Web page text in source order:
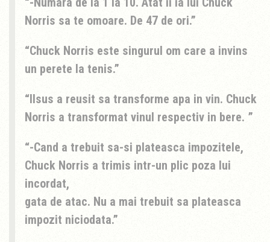
Norris sa te omoare. De 47 de ori.
Chuck Norris este singurul om care a invins
un perete la tenis.
IIsus a reusit sa transforme apa in vin. Chuck
Norris a transformat vinul respectiv in bere.
-Cand a trebuit sa-si plateasca impozitele,
Chuck Norris a trimis intr-un plic poza lui
incordat,
gata de atac. Nu a mai trebuit sa plateasca
impozit niciodata.